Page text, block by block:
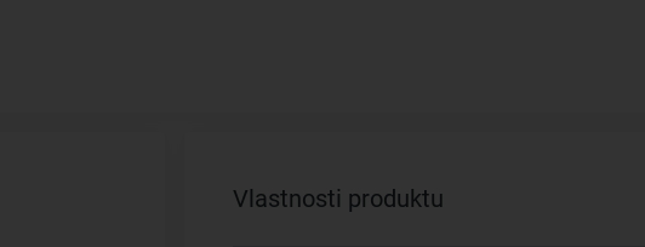
Vlastnosti produktu